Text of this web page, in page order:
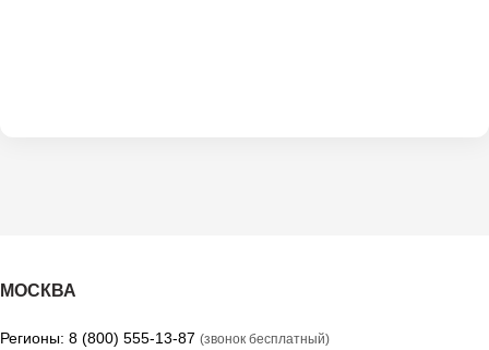
МОСКВА
Регионы: 8 (800) 555-13-87 (звонок бесплатный)